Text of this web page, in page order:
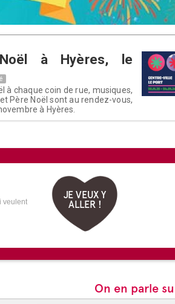
à Hyères, le
à chaque coin de rue, musiques,
Père Noël sont au rendez-vous,
à Hyères.
veulent
JE VEUX Y
ALLER !
On en parle